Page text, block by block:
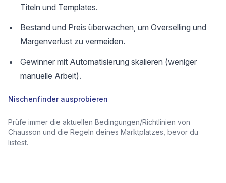
Titeln und Templates.
Bestand und Preis überwachen, um Overselling und
Margenverlust zu vermeiden.
Gewinner mit Automatisierung skalieren (weniger
manuelle Arbeit).
Nischenfinder ausprobieren
Prüfe immer die aktuellen Bedingungen/Richtlinien von
Chausson und die Regeln deines Marktplatzes, bevor du
listest.